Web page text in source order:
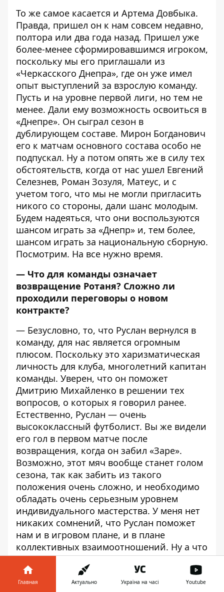
То же самое касается и Артема Довбыка.
Правда, пришел он к нам совсем недавно,
полтора или два года назад. Пришел уже
более-менее сформировавшимся игроком,
поскольку мы его приглашали из
«Черкасского Днепра», где он уже имел
опыт выступлений за взрослую команду.
Пусть и на уровне первой лиги, но тем не
менее. Дали ему возможность освоиться в
«Днепре». Он сыграл сезон в
дублирующем составе. Мирон Богданович
его к матчам основного состава особо не
подпускал. Ну а потом опять же в силу тех
обстоятельств, когда от нас ушел Евгений
Селезнев, Роман Зозуля, Матеус, и с
учетом того, что мы не могли пригласить
никого со стороны, дали шанс молодым.
Будем надеяться, что они воспользуются
шансом играть за «Днепр» и, тем более,
шансом играть за национальную сборную.
Посмотрим. На все нужно время.
— Что для команды означает
возвращение Ротаня? Сложно ли
проходили переговоры о новом
контракте?
— Безусловно, то, что Руслан вернулся в
команду, для нас является огромным
плюсом. Поскольку это харизматическая
личность для клуба, многолетний капитан
команды. Уверен, что он поможет
Дмитрию Михайленко в решении тех
вопросов, о которых я говорил ранее.
Естественно, Руслан — очень
высококлассный футболист. Вы же видели
его гол в первом матче после
возвращения, когда он забил «Заре».
Возможно, этот мяч вообще станет голом
сезона, так как забить из такого
положения очень сложно, и необходимо
обладать очень серьезным уровнем
индивидуального мастерства. У меня нет
никаких сомнений, что Руслан поможет
нам и в игровом плане, и в плане
коллективных взаимоотношений. Ну а что
касается его контракта, то вы же знаете,
что он фактически все лето находился в
поиске нового места работы, нового
Главная Актуально Україна на часі Youtube